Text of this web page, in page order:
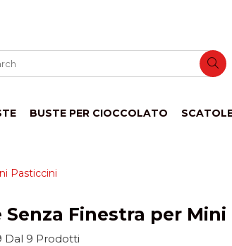
BUSTE PER CIOCCOLATO
Pasticcini
Senza Finestra per
Dal 9 Prodotti